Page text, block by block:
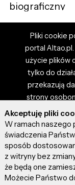
biograficzny
Pliki cookie
portal
użycie plików
tylko do
przekazują
strony
zdjęciami i
własnością
portalu nie
artykuł,
ponosisz
Akceptuję pliki
W ramach naszego
świadczenia
sposób
z witryny bez
że będą one
Możecie Państwo